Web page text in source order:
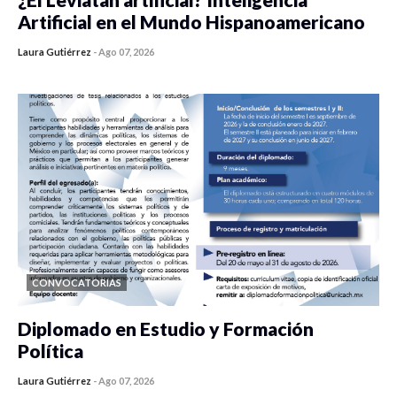
Artificial en el Mundo Hispanoamericano
Laura Gutiérrez -Ago 07, 2026
CONVOCATORIAS
Diplomado en Estudio y Formación
Política
Laura Gutiérrez -Ago 07, 2026